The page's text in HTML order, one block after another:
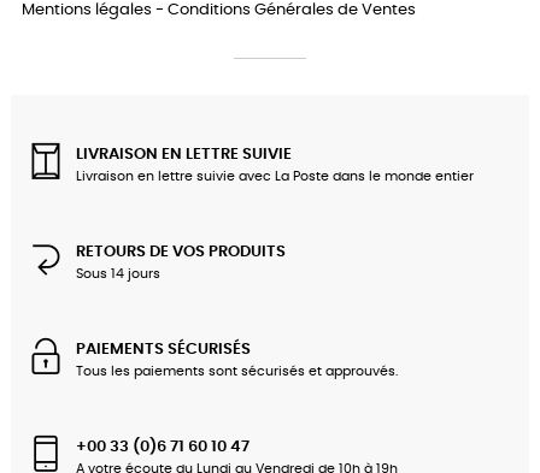
Mentions légales - Conditions Générales de Ventes
LIVRAISON EN LETTRE SUIVIE
Livraison en lettre suivie avec La Poste dans le monde entier
RETOURS DE VOS PRODUITS
Sous 14 jours
PAIEMENTS SÉCURISÉS
Tous les paiements sont sécurisés et approuvés.
+00 33 (0)6 71 60 10 47
A votre écoute du Lundi au Vendredi de 10h à 19h